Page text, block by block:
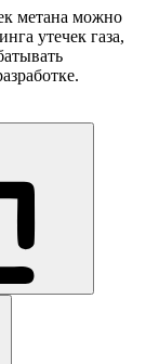
метана можно
утечек газа,